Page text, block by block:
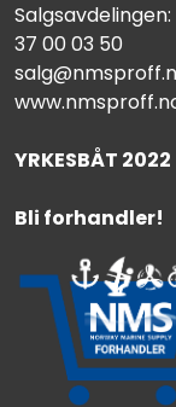
Salgsavdelingen:
37 00 03 50
YRKESBÅT 2022
Bli forhandler!